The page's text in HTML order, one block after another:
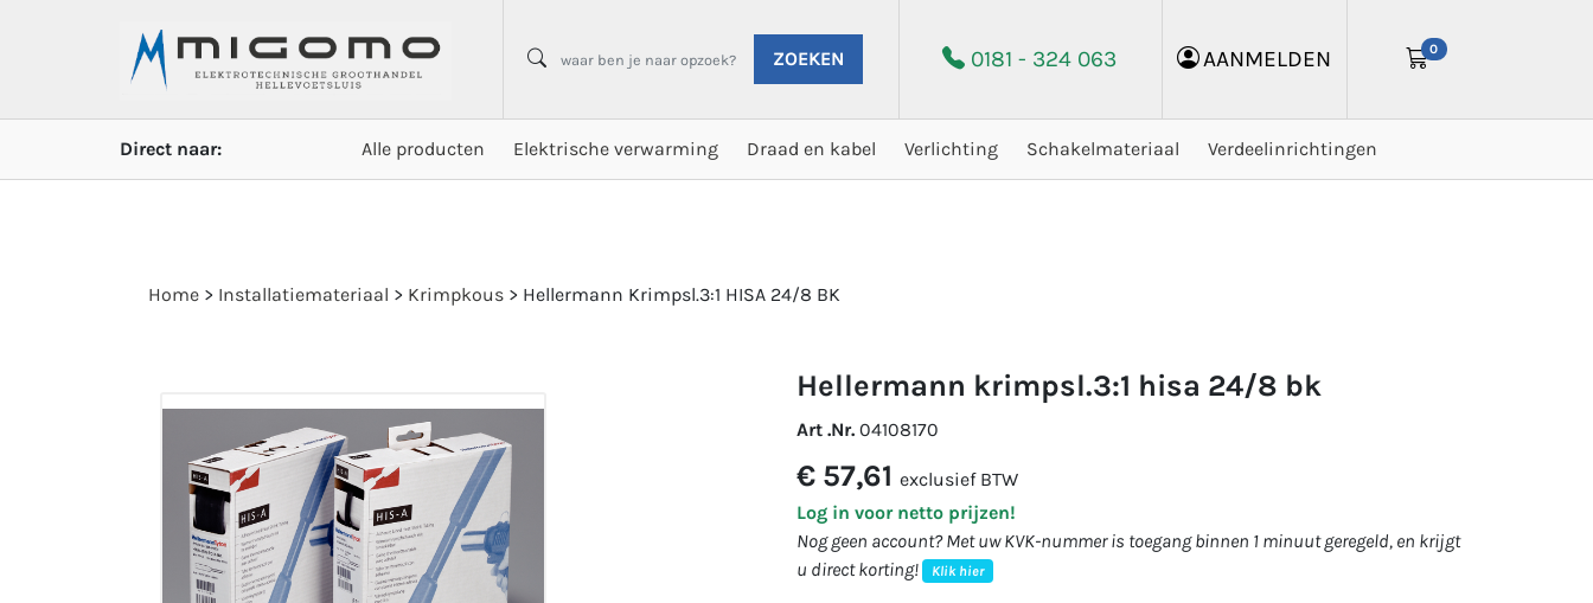
ZOEKEN 0181 - 324 063 AANMELDEN 0
Direct naar: Alle producten Elektrische verwarming Draad en kabel Verlichting Schakelmateriaal Verdeelinrichtingen
Home > Installatiemateriaal > Krimpkous > Hellermann Krimpsl.3:1 HISA 24/8 BK
hellermann krimpsl.3:1 hisa 24/8 bk
Art .Nr. 04108170
€ 57,61 exclusief BTW
Log in voor netto prijzen!
Nog geen account? Met uw KVK-nummer is toegang binnen 1 minuut geregeld, en krijgt
u direct korting!
Klik hier